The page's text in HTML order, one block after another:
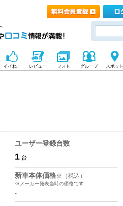
イイね！ レビュー フォト グループ スポット
ユーザー登録台数
1 台
新車本体価格※（税込）
※メーカー発表当時の価格です
-